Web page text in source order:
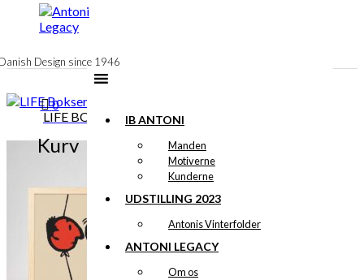
indhold
Design since 1946
IB ANTONI
Manden
Motiverne
Kunderne
UDSTILLING 2023
Antonis Vinterfolder
ANTONI LEGACY
Om os
0
Kurv
LIFE BOKSEREN | VERSION 1